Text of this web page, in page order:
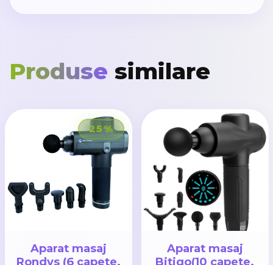
Produse similare
25%
Aparat masaj
Rondys (6 capete,
Aparat masaj
Bitigo(10 capete,